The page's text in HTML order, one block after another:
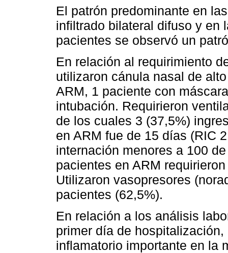
El patrón predominante en
infiltrado bilateral difuso y en
pacientes se observó un
En relación al requirimiento
utilizaron cánula nasal de
ARM, 1 paciente con
intubación. Requirieron
de los cuales 3 (37,5%)
en ARM fue de 15 días (RIC
internación menores a 100
pacientes en ARM
Utilizaron vasopresores
pacientes (62,5%).
En relación a los análisis
primer día de
inflamatorio importante en la